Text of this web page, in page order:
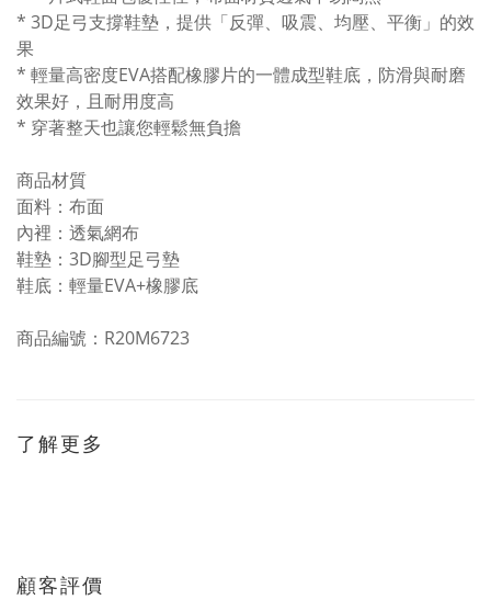
* 3D足弓支撐鞋墊，提供「反彈、吸震、均壓、平衡」的效
果
* 輕量高密度EVA搭配橡膠片的一體成型鞋底，防滑與耐磨
效果好，且耐用度高
* 穿著整天也讓您輕鬆無負擔
商品材質
面料：布面
內裡：透氣網布
鞋墊：3D腳型足弓墊
鞋底：輕量EVA+橡膠底
商品編號：R20M6723
了解更多
顧客評價